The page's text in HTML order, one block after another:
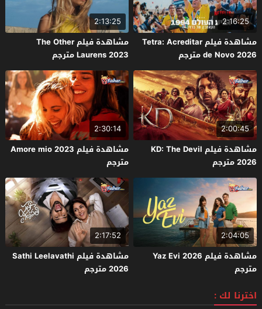
2:16:25
مشاهدة فيلم Tetra: Acreditar
de Novo 2026 مترجم
2:13:25
مشاهدة فيلم The Other
Laurens 2023 مترجم
2:00:45
مشاهدة فيلم KD: The Devil
2026 مترجم
2:30:14
مشاهدة فيلم Amore mio 2023
مترجم
2:04:05
مشاهدة فيلم Yaz Evi 2026
مترجم
2:17:52
مشاهدة فيلم Sathi Leelavathi
2026 مترجم
اخترنا لك :